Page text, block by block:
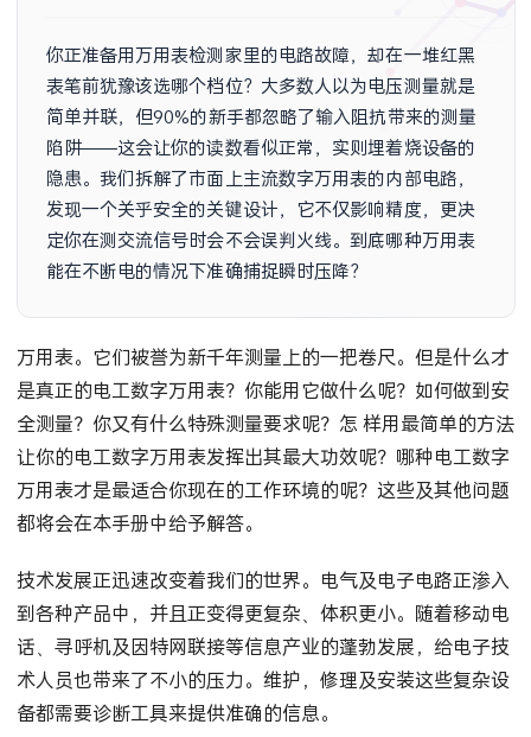
你正准备用万用表检测家里的电路故障，却在一堆红黑
表笔前犹豫该选哪个档位？大多数人以为电压测量就是
简单并联，但90%的新手都忽略了输入阻抗带来的测量
陷阱——这会让你的读数看似正常，实则埋着烧设备的
隐患。我们拆解了市面上主流数字万用表的内部电路，
发现一个关乎安全的关键设计，它不仅影响精度，更决
定你在测交流信号时会不会误判火线。到底哪种万用表
能在不断电的情况下准确捕捉瞬时压降？答案藏在一个
万用表。它们被誉为新千年测量上的一把卷尺。但是什么才
是真正的电工数字万用表？你能用它做什么呢？如何做到安
全测量？你又有什么特殊测量要求呢？怎 样用最简单的方法
让你的电工数字万用表发挥出其最大功效呢？哪种电工数字
万用表才是最适合你现在的工作环境的呢？这些及其他问题
技术发展正迅速改变着我们的世界。电气及电子电路正渗入
到各种产品中，并且正变得更复杂、体积更小。随着移动电
话、寻呼机及因特网联接等信息产业的蓬勃发展，给电子技
术人员也带来了不小的压力。维护，修理及安装这些复杂设